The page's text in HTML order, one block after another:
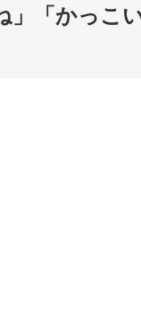
」「かっこ